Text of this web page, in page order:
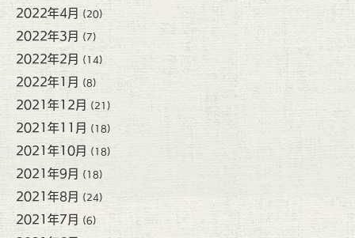
2022年4月 (20)
2022年3月 (7)
2022年2月 (14)
2022年1月 (8)
2021年12月 (21)
2021年11月 (18)
2021年10月 (18)
2021年9月 (18)
2021年8月 (24)
2021年7月 (6)